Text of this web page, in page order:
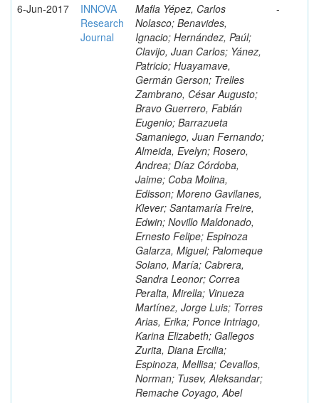
6-Jun-2017
INNOVA
Research
Journal
Mafla Yépez, Carlos
Nolasco; Benavides,
Ignacio; Hernández, Paúl;
Clavijo, Juan Carlos; Yánez,
Patricio; Huayamave,
Germán Gerson; Trelles
Zambrano, César Augusto;
Bravo Guerrero, Fabián
Eugenio; Barrazueta
Samaniego, Juan Fernando;
Almeida, Evelyn; Rosero,
Andrea; Díaz Córdoba,
Jaime; Coba Molina,
Edisson; Moreno Gavilanes,
Klever; Santamaría Freire,
Edwin; Novillo Maldonado,
Ernesto Felipe; Espinoza
Galarza, Miguel; Palomeque
Solano, María; Cabrera,
Sandra Leonor; Correa
Peralta, Mirella; Vinueza
Martínez, Jorge Luis; Torres
Arias, Erika; Ponce Intriago,
Karina Elizabeth; Gallegos
Zurita, Diana Ercilia;
Espinoza, Mellisa; Cevallos,
Norman; Tusev, Aleksandar;
Remache Coyago, Abel
-